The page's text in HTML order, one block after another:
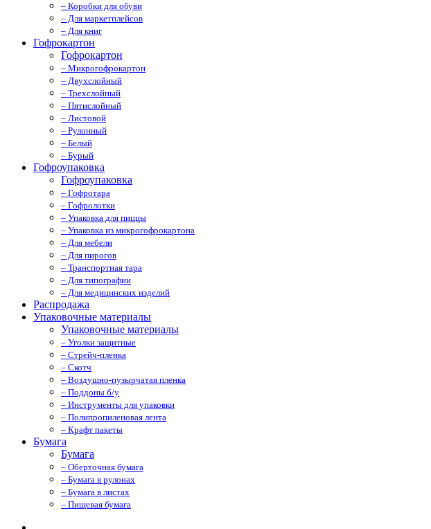
– Коробки для обуви
– Для маркетплейсов
– Для книг
Гофрокартон
Гофрокартон
– Микрогофрокартон
– Двухслойный
– Трехслойный
– Пятислойный
– Листовой
– Рулонный
– Белый
– Бурый
Гофроупаковка
Гофроупаковка
– Гофротара
– Гофролотки
– Упаковка для пиццы
– Упаковка из микрогофрокартона
– Для мебели
– Для пирогов
– Транспортная тара
– Для типографии
– Для медицинских изделий
Распродажа
Упаковочные материалы
Упаковочные материалы
– Уголки защитные
– Стрейч-пленка
– Скотч
– Воздушно-пузырчатая пленка
– Поддоны б/у
– Инструменты для упаковки
– Полипропиленовая лента
– Крафт пакеты
Бумага
Бумага
– Оберточная бумага
– Бумага в рулонах
– Бумага в листах
– Пищевая бумага